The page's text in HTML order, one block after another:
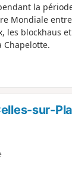
la
Mondiale
les blockhaus
Chapelotte.
sur-